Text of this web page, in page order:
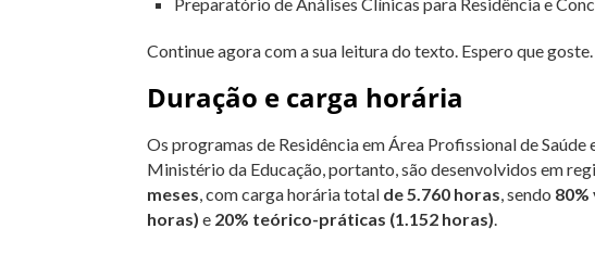
Continue agora com a sua leitura do texto. Espero que goste.
Duração e carga horária
Os programas de Residência em Área Profissional de
Ministério da Educação, portanto, são desenvolvidos em
meses, com carga horária totalde 5.760 horas, sendo
horas) e20% teórico-práticas (1.152 horas).